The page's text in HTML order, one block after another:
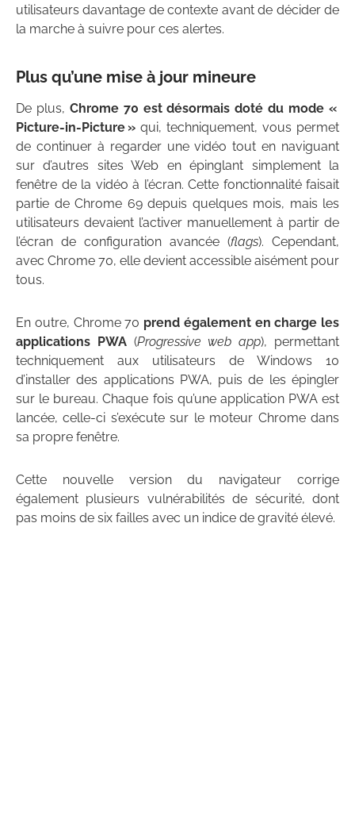
utilisateurs davantage de contexte avant de décider de
la marche à suivre pour ces alertes.
Plus qu’une mise à jour mineure
De plus, Chrome 70 est désormais doté du mode «
Picture-in-Picture » qui, techniquement, vous permet
de continuer à regarder une vidéo tout en naviguant
sur d’autres sites Web en épinglant simplement la
fenêtre de la vidéo à l’écran. Cette fonctionnalité faisait
partie de Chrome 69 depuis quelques mois, mais les
utilisateurs devaient l’activer manuellement à partir de
l’écran de configuration avancée (flags). Cependant,
avec Chrome 70, elle devient accessible aisément pour
tous.
En outre, Chrome 70 prend également en charge les
applications PWA(Progressive web app), permettant
techniquement aux utilisateurs de Windows 10
d’installer des applications PWA, puis de les épingler
sur le bureau. Chaque fois qu’une application PWA est
lancée, celle-ci s’exécute sur le moteur Chrome dans
sa propre fenêtre.
Cette nouvelle version du navigateur corrige
également plusieurs vulnérabilités de sécurité, dont
pas moins de six failles avec un indice de gravité élevé.